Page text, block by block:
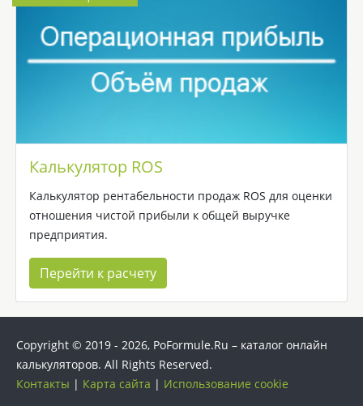
Калькулятор ROS
Калькулятор рентабельности продаж ROS для оценки
отношения чистой прибыли к общей выручке
предприятия.
Перейти к расчету
Copyright © 2019 - 2026, PoFormule.Ru – каталог онлайн
калькуляторов. All Rights Reserved.
Контакты | Карта сайта | Использование cookie